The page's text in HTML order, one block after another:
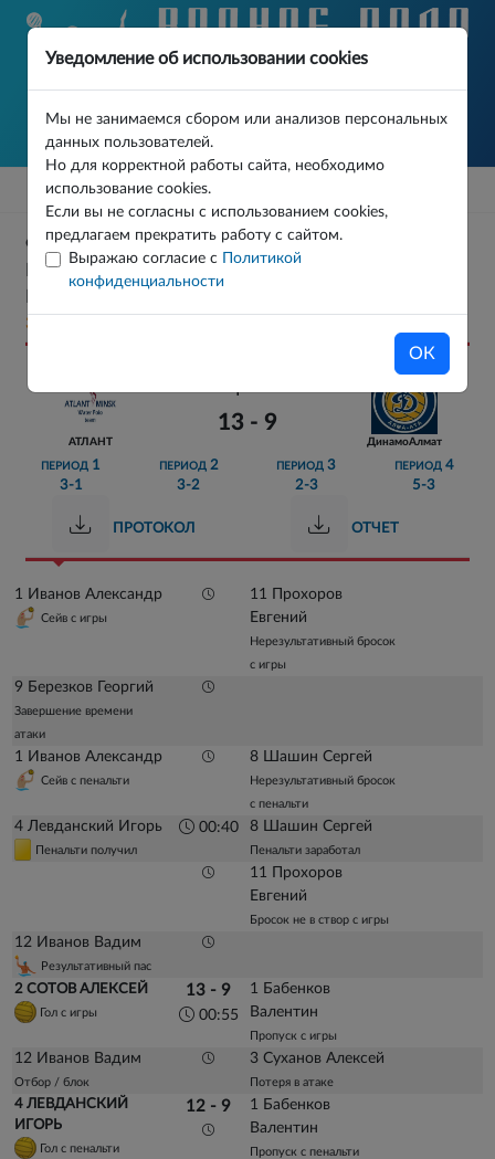
Уведомление об использовании cookies
Мы не занимаемся сбором или анализов персональных
данных пользователей.
Но для корректной работы сайта, необходимо
использование cookies.
Если вы не согласны с использованием cookies,
предлагаем прекратить работу с сайтом.
Выражаю согласие с
Политикой
конфиденциальности
ОК
ФИЗКУЛЬТУРНОЕ МЕРОПРИЯТИЕ ПО ВОДНОМУ
ПОЛО СРЕДИ КОМАНД ВЕТЕРАНОВ «БЕЛЫЕ
31.05.2026
АТЛАНТ
13 - 9
ДинамоАлмат
ПЕРИОД 1
3-1
ПЕРИОД 2
3-2
ПЕРИОД 3
2-3
ПЕРИОД 4
5-3
ПРОТОКОЛ ОТЧЕТ
1 Иванов Александр
Сейв с игры
11 Прохоров
Евгений
Нерезультативный бросок
с игры
9 Березков Георгий
Завершение времени
атаки
1 Иванов Александр
Сейв с пенальти
8 Шашин Сергей
Нерезультативный бросок
с пенальти
4 Левданский Игорь
Пенальти получил
00:40 8 Шашин Сергей
Пенальти заработал
11 Прохоров
Евгений
Бросок не в створ с игры
12 Иванов Вадим
Результативный пас
2 СОТОВ АЛЕКСЕЙ
Гол с игры
13 - 9
00:55
1 Бабенков
Валентин
Пропуск с игры
12 Иванов Вадим
Отбор / блок
3 Суханов Алексей
Потеря в атаке
4 ЛЕВДАНСКИЙ
ИГОРЬ
Гол с пенальти
12 - 9
1 Бабенков
Валентин
Пропуск с пенальти